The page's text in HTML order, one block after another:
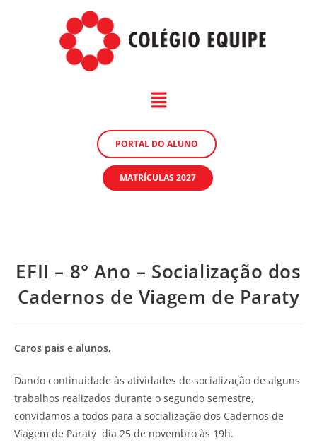
PORTAL DO ALUNO
MATRÍCULAS 2027
EFII – 8° Ano – Socialização dos
Cadernos de Viagem de Paraty
Caros pais e alunos,
Dando continuidade às atividades de socialização de alguns
trabalhos realizados durante o segundo semestre,
convidamos a todos para a socialização dos Cadernos de
Viagem de Paraty dia 25 de novembro às 19h.